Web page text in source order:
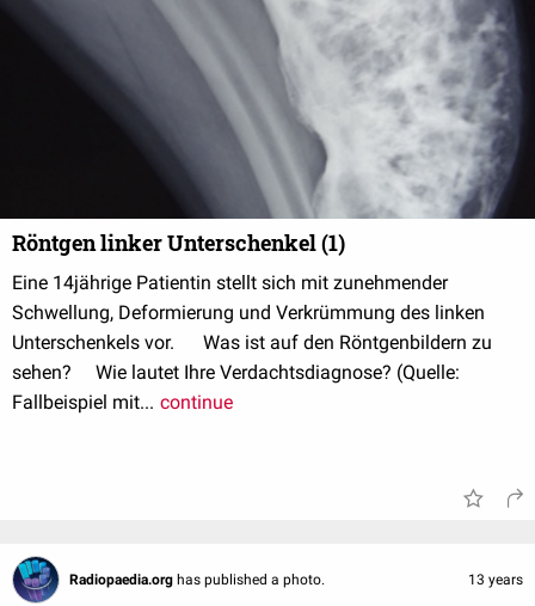
Röntgen linker Unterschenkel (1)
Eine 14jährige Patientin stellt sich mit zunehmender
Schwellung, Deformierung und Verkrümmung des linken
Unterschenkels vor. Was ist auf den Röntgenbildern zu
sehen? Wie lautet Ihre Verdachtsdiagnose? (Quelle:
Fallbeispiel mit... continue
Radiopaedia.org has published a photo. 13 years